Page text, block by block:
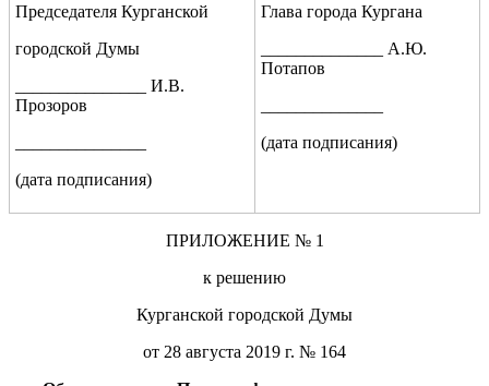
Председателя Курганской
городской Думы
_______________ И.В.
Прозоров
(дата подписания)
Глава города Кургана
______________ А.Ю.
Потапов
(дата подписания)
ПРИЛОЖЕНИЕ № 1
к решению
Курганской городской Думы
от 28 августа 2019 г. № 164